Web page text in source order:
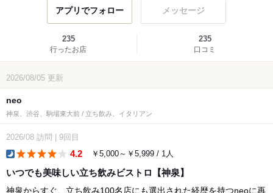
アプリでフォロー メッセージ
235
行ったお店
235
口コミ
2026/08/05 更新
neo
神泉、渋谷、駒場東大前 / 立ち飲み、イタリアン
2026/08 訪問 9回目
4.2 ￥5,000～￥5,999 / 1人
いつでも美味しい立ち飲みビストロ【神泉】
神泉からすぐ、立ち飲み100名店にも選出された経歴を持つneoに再